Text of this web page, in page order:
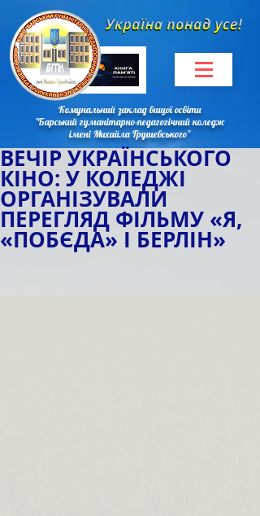
Комунальний заклад вищої освіти
"Барський гуманітарно-педагогічний коледж
імені Михайла Грушевського"
ВЕЧІР УКРАЇНСЬКОГО
КІНО: У КОЛЕДЖІ
ОРГАНІЗУВАЛИ
ПЕРЕГЛЯД ФІЛЬМУ «Я,
«ПОБЄДА» І БЕРЛІН»